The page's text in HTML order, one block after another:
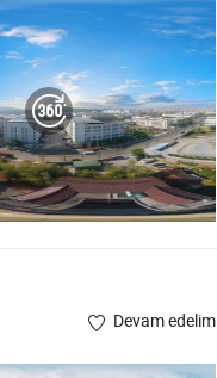
Devam edelim